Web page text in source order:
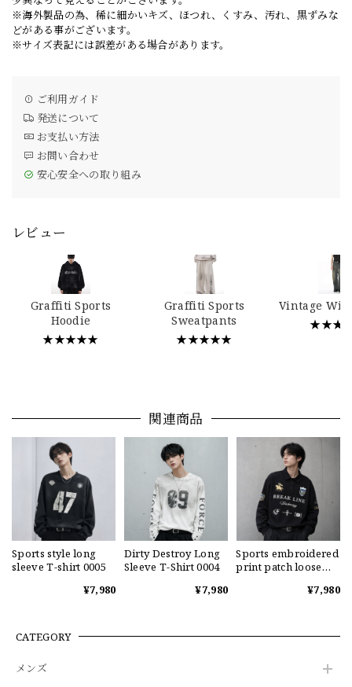
※海外製品の為、稀に細かいキズ、ほつれ、くすみ、汚れ、黒ずみな
どがある事がございます。
※サイズ表記には誤差がある場合があります。
ご利用ガイド
発送について
お支払い方法
お問い合わせ
安心安全への取り組み
レビュー
Graffiti Sports
Hoodie
★★★★★
Graffiti Sports
Sweatpants
★★★★★
Vintage
関連商品
Sports style long
sleeve T-shirt 0005
¥7,980
Dirty Destroy Long
Sleeve T-Shirt 0004
¥7,980
Sports embroidered
print patch loose
¥7,980
CATEGORY
メンズ